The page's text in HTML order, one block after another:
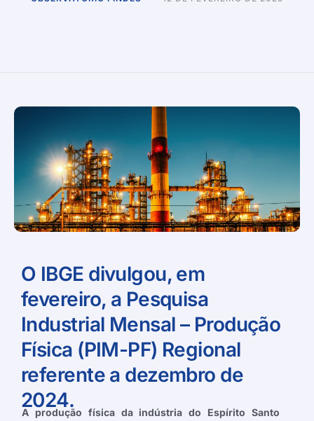
O IBGE divulgou, em
fevereiro, a Pesquisa
Industrial Mensal – Produção
Física (PIM-PF) Regional
referente a dezembro de
2024.
A produção física da indústria do Espírito Santo